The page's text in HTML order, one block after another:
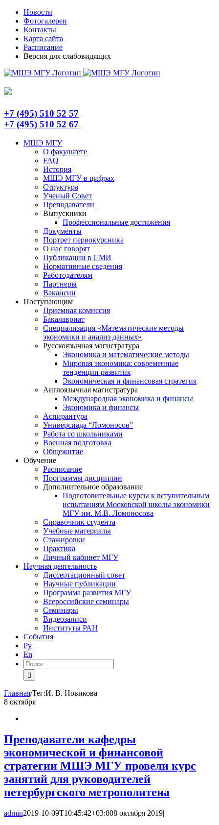
Skip
content
TelegramНовости
Фотогалереи
Контакты
Карта сайта
Расписание
Версия для слабовидящих
+7 (495) 510 52 57
+7 (495) 510 52 67
МШЭ МГУ
О факультете
FAQ
История
МШЭ МГУ в цифрах
Структура
Ученый Совет
Преподаватели
Выпускники
Профессиональные достижения
Документы
Портрет первокурсника
О нас говорят
Публикации в СМИ
Нормативные сведения
Работодателям
Партнеры
Вакансии
Поступающим
Приемная комиссия
Бакалавриат
Специализация «Математические методы
экономики и анализ данных»
Русскоязычная магистратура
Экономика и математические методы
Мировая экономика: современные
тенденции развития
Экономическая и финансовая стратегия
Англоязычная магистратура
Международная экономика и финансы
Экономика и финансы
Аспирантура
Универсиада “Ломоносов”
Работа со школьниками
Военная подготовка
Общежитие
Обучение
Расписание
Программы дисциплин
Дополнительное образование
Подготовительные курсы к вступительным
испытаниям Московской школы экономики
МГУ им. М.В. Ломоносова
Справочник студента
Учебные материалы
Стажировки
Практика
Личный кабинет МГУ
Научная деятельность
Диссертационный совет
Научные публикации
Программа развития МГУ
Всероссийские семинары
Семинары
Видеозаписи
Институты РАН
События
Ру
En
Результат
поиска:
Главная/Тег:И. В. Новикова
8 октября
Преподаватели кафедры
экономической и финансовой
стратегии МШЭ МГУ провели курс
занятий для руководителей
петербургского метрополитена
admin2019-10-09T10:45:42+03:008 октября 2019|